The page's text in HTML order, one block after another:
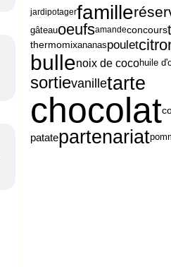
jardipotagerfamille
gâteauoeufsamandeconcours
thermomixananaspoulet
bullenoix de cocohuile
sortievanilletarte
chocolat
patatepartenariat